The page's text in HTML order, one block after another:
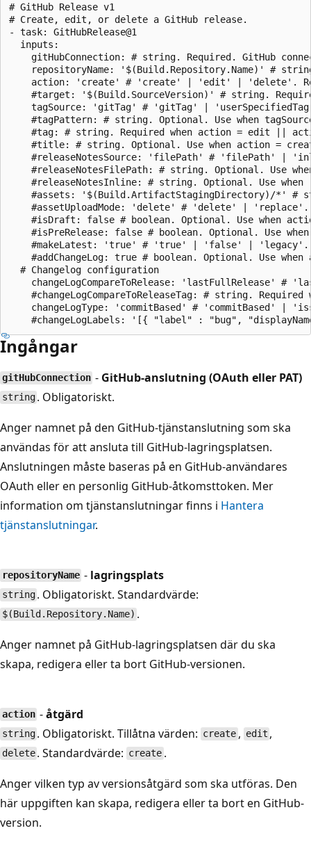
# GitHub Release v1
# Create, edit, or delete a GitHub release.
- task: GitHubRelease@1
  inputs:
gitHubConnection: # string. Required. GitHub
repositoryName: '$(Build.Repository.Name)' #
action: 'create' # 'create' | 'edit' | 'delete'.
#target: '$(Build.SourceVersion)' # string.
tagSource: 'gitTag' # 'gitTag' |
#tagPattern: # string. Optional. Use when
#tag: # string. Required when action = edit ||
#title: # string. Optional. Use when action =
#releaseNotesSource: 'filePath' # 'filePath' |
#releaseNotesFilePath: # string. Optional. Use
#releaseNotesInline: # string. Optional. Use
#assets: '$(Build.ArtifactStagingDirectory)/*' #
#assetUploadMode: 'delete' # 'delete' |
#isDraft: false # boolean. Optional. Use when
#isPreRelease: false # boolean. Optional. Use
#makeLatest: 'true' # 'true' | 'false' |
#addChangeLog: true # boolean. Optional. Use
  # Changelog configuration
changeLogCompareToRelease: 'lastFullRelease' #
#changeLogCompareToReleaseTag: # string.
changeLogType: 'commitBased' # 'commitBased' |
Ingångar
gitHubConnection - GitHub-anslutning (OAuth eller PAT)
string . Obligatoriskt.
Anger namnet på den GitHub-tjänstanslutning som ska
användas för att ansluta till GitHub-lagringsplatsen.
Anslutningen måste baseras på en GitHub-användares
OAuth eller en personlig GitHub-åtkomsttoken. Mer
information om tjänstanslutningar finns i Hantera
tjänstanslutningar.
repositoryName - lagringsplats
string . Obligatoriskt. Standardvärde:
$(Build.Repository.Name) .
Anger namnet på GitHub-lagringsplatsen där du ska
skapa, redigera eller ta bort GitHub-versionen.
action -åtgärd
string . Obligatoriskt. Tillåtna värden: create , edit ,
delete . Standardvärde: create .
Anger vilken typ av versionsåtgärd som ska utföras. Den
här uppgiften kan skapa, redigera eller ta bort en GitHub-
version.